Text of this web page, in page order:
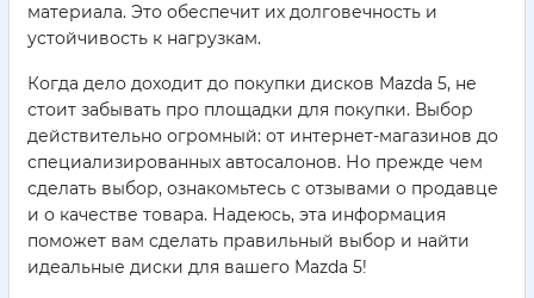
материала. Это обеспечит их долговечность и
устойчивость к нагрузкам.
Когда дело доходит до покупки дисков Mazda 5, не
стоит забывать про площадки для покупки. Выбор
действительно огромный: от интернет-магазинов до
специализированных автосалонов. Но прежде чем
сделать выбор, ознакомьтесь с отзывами о продавце
и о качестве товара. Надеюсь, эта информация
поможет вам сделать правильный выбор и найти
идеальные диски для вашего Mazda 5!